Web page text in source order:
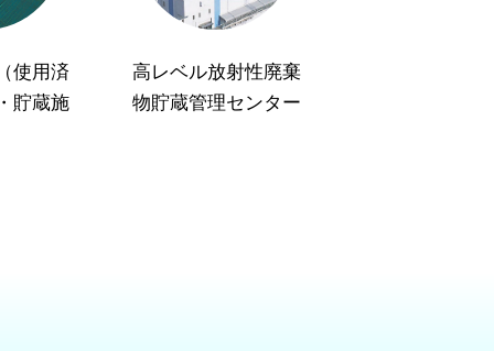
使用済
貯蔵施
高レベル放射性廃棄
物貯蔵管理センター